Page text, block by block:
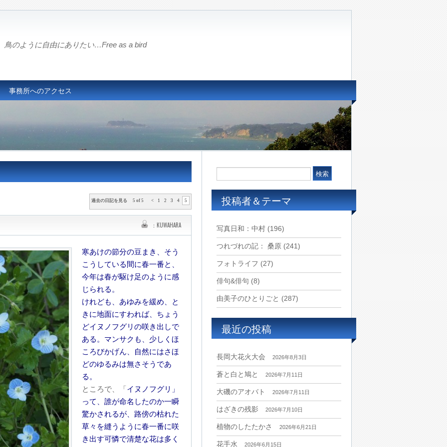
鳥のように自由にありたい…Free as a bird
事務所へのアクセス
過去の日記を見る 5 of 5 < 1 2 3 4 5
：KUWAHARA
寒あけの節分の豆まき、そう
こうしている間に春一番と、
今年は春が駆け足のように感
じられる。
けれども、あゆみを緩め、と
きに地面にすわれば、ちょう
どイヌノフグリの咲き出しで
ある。マンサクも、少しくほ
ころびかげん、自然にはさほ
どのゆるみは無さそうであ
る。
ところで、「イヌノフグリ」
って、誰が命名したのか一瞬
驚かされるが、路傍の枯れた
草々を縫うように春一番に咲
き出す可憐で清楚な花は多く
投稿者＆テーマ
写真日和：中村 (196)
つれづれの記： 桑原 (241)
フォトライフ (27)
俳句&俳句 (8)
由美子のひとりごと (287)
最近の投稿
長岡大花火大会 2026年8月3日
蒼と白と鳩と 2026年7月11日
大磯のアオバト 2026年7月11日
はざきの残影 2026年7月10日
植物のしたたかさ 2026年6月21日
花手水 2026年6月15日